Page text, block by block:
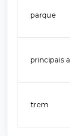
parque
principais
trem